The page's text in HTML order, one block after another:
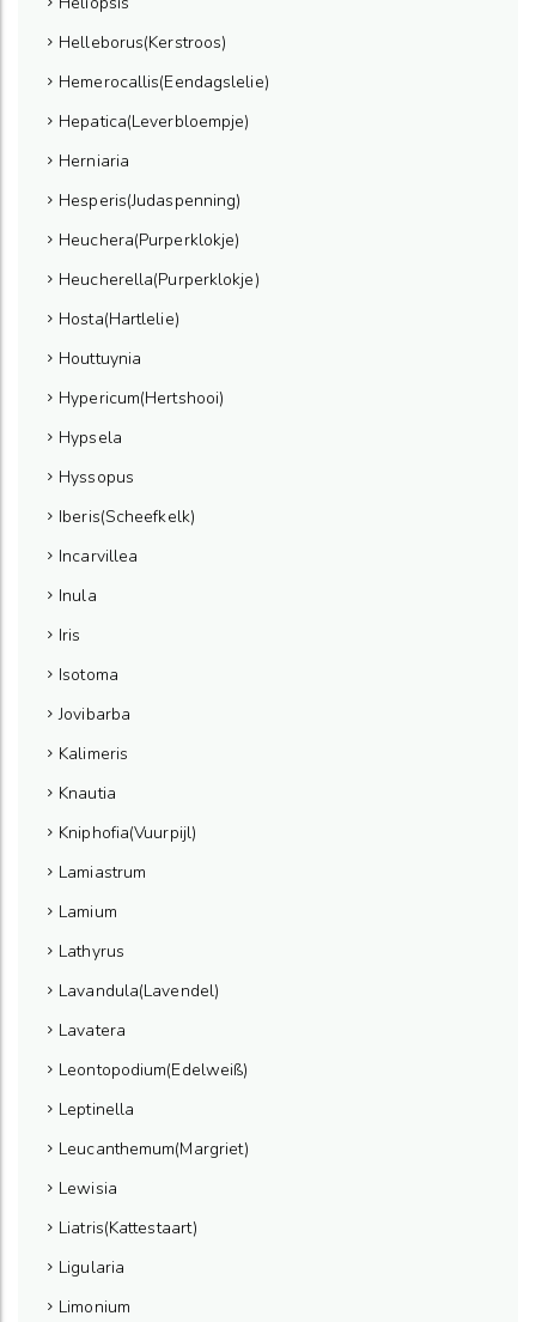
Helleborus(Kerstroos)
Hemerocallis(Eendagslelie)
Hepatica(Leverbloempje)
Herniaria
Hesperis(Judaspenning)
Heuchera(Purperklokje)
Heucherella(Purperklokje)
Hosta(Hartlelie)
Houttuynia
Hypericum(Hertshooi)
Hypsela
Hyssopus
Iberis(Scheefkelk)
Incarvillea
Inula
Iris
Isotoma
Jovibarba
Kalimeris
Knautia
Kniphofia(Vuurpijl)
Lamiastrum
Lamium
Lathyrus
Lavandula(Lavendel)
Lavatera
Leontopodium(Edelweiß)
Leptinella
Leucanthemum(Margriet)
Lewisia
Liatris(Kattestaart)
Ligularia
Limonium